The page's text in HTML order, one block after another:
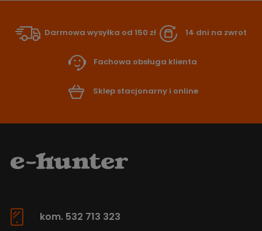
Darmowa wysyłka od 150 zł 14 dni na zwrot
Fachowa obsługa klienta
Sklep stacjonarny i online
kom. 532 713 323